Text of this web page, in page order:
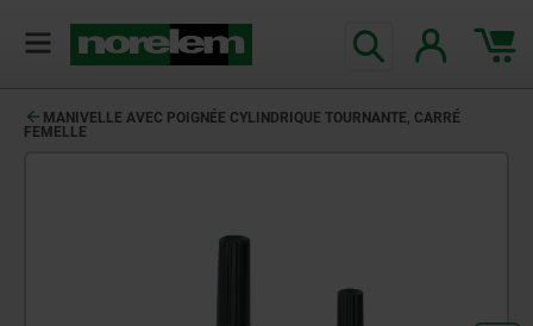
MANIVELLE AVEC POIGNÉE CYLINDRIQUE TOURNANTE, CARRÉ
FEMELLE